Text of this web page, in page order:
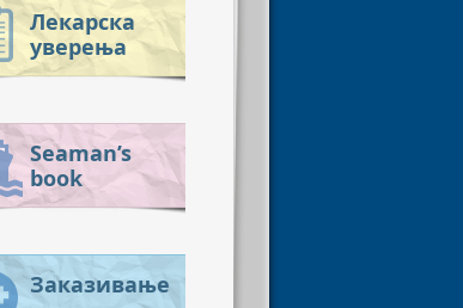
Лекарска
уверења
Seaman’s
book
Заказивање